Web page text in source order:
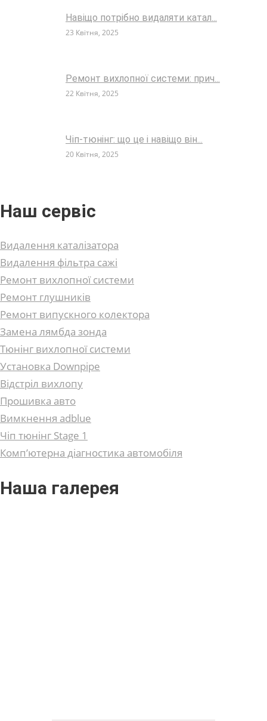
Навіщо потрібно видаляти катал...
23 Квітня, 2025
Ремонт вихлопної системи: прич...
22 Квітня, 2025
Чіп-тюнінг: що це і навіщо він...
20 Квітня, 2025
Наш сервіс
Видалення каталізатора
Видалення фільтра сажі
Ремонт вихлопної системи
Ремонт глушників
Ремонт випускного колектора
Замена лямбда зонда
Тюнінг вихлопної системи
Установка Downpipe
Відстріл вихлопу
Прошивка авто
Вимкнення adblue
Чіп тюнінг Stage 1
Комп’ютерна діагностика автомобіля
Наша галерея